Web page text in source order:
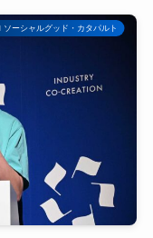
ソーシャルグッド・カタパルト